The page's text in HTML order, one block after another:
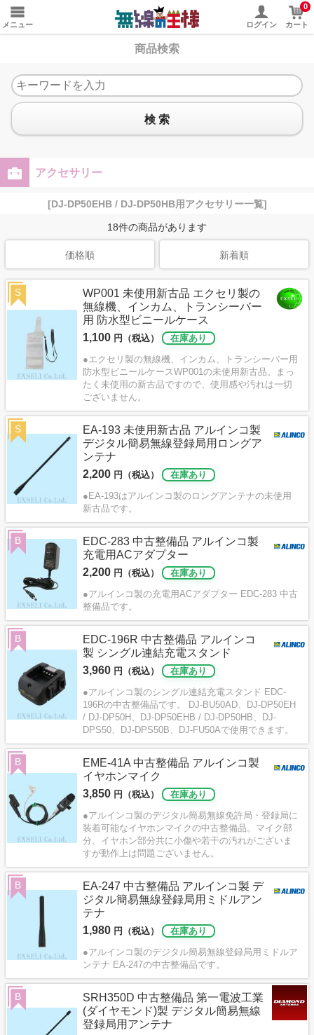
メニュー ログイン
0
カート
商品検索
検 索
アクセサリー
[DJ-DP50EHB / DJ-DP50HB用アクセサリー一覧]
18件の商品があります
価格順 新着順
WP001 未使用新古品 エクセリ製の
無線機、インカム、トランシーバー
用 防水型ビニールケース
1,100 円（税込）
在庫あり
●エクセリ製の無線機、インカム、トランシーバー用
防水型ビニールケースWP001の未使用新古品。まっ
たく未使用の新古品ですので、使用感や汚れは一切
ございません。
S
EA-193 未使用新古品 アルインコ製
デジタル簡易無線登録局用ロングア
ンテナ
2,200 円（税込）
在庫あり
●EA-193はアルインコ製のロングアンテナの未使用
新古品です。
S
EDC-283 中古整備品 アルインコ製
充電用ACアダプター
2,200 円（税込）
在庫あり
●アルインコ製の充電用ACアダプター EDC-283 中古
整備品です。
B
EDC-196R 中古整備品 アルインコ
製 シングル連結充電スタンド
3,960 円（税込）
在庫あり
●アルインコ製のシングル連結充電スタンド EDC-
196Rの中古整備品です。 DJ-BU50AD、DJ-DP50EH
/ DJ-DP50H、DJ-DP50EHB / DJ-DP50HB、DJ-
DPS50、DJ-DPS50B、DJ-FU50Aで使用できます。
B
EME-41A 中古整備品 アルインコ製
イヤホンマイク
3,850 円（税込）
在庫あり
●アルインコ製のデジタル簡易無線免許局・登録局に
装着可能なイヤホンマイクの中古整備品。マイク部
分、イヤホン部分共に小傷や若干の汚れがございま
すが動作上は問題ございません。
B
EA-247 中古整備品 アルインコ製 デ
ジタル簡易無線登録局用ミドルアン
テナ
1,980 円（税込）
在庫あり
●アルインコ製のデジタル簡易無線登録局用ミドルア
ンテナ EA-247の中古整備品です。
B
SRH350D 中古整備品 第一電波工業
(ダイヤモンド)製 デジタル簡易無線
登録局用アンテナ
B